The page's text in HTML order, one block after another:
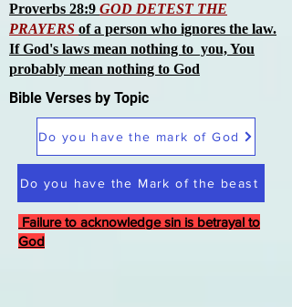
Proverbs 28:9 GOD DETEST THE
PRAYERS of a person who ignores the law.
If God's laws mean nothing to you, You
probably mean nothing to God
Do you have the mark of God
Do you have the Mark of the beast
Failure to acknowledge sin is betrayal to
God
Bible Verses by Topic